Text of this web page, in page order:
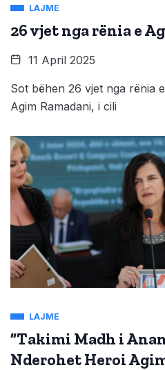
LAJME
26 vjet nga rënia e
11 April 2025
Sot bëhen 26 vjet nga rënia
Agim Ramadani, i cili
LAJME
”Takimi Madh i
Nderohet Heroi